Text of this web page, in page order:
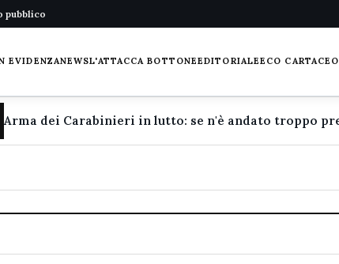
pubblico
EVIDENZANEWSL'ATTACCA BOTTONEEDITORIALEECO CARTACEO